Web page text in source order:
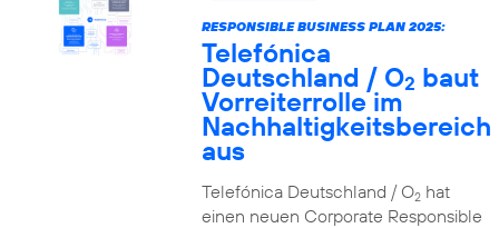
RESPONSIBLE BUSINESS PLAN 2025:
Telefónica
Deutschland / O2 baut
Vorreiterrolle im
Nachhaltigkeitsbereich
aus
Telefónica Deutschland / O2hat
einen neuen Corporate Responsible